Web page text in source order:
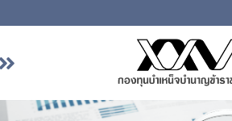
หน้าหลัก